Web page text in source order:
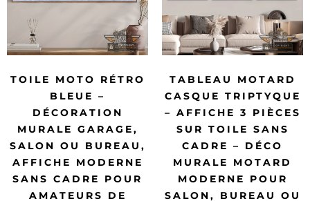
TOILE MOTO RÉTRO
BLEUE –
DÉCORATION
MURALE GARAGE,
SALON OU BUREAU,
AFFICHE MODERNE
SANS CADRE POUR
AMATEURS DE
TABLEAU MOTARD
CASQUE TRIPTYQUE
– AFFICHE 3 PIÈCES
SUR TOILE SANS
CADRE – DÉCO
MURALE MOTARD
MODERNE POUR
SALON, BUREAU OU